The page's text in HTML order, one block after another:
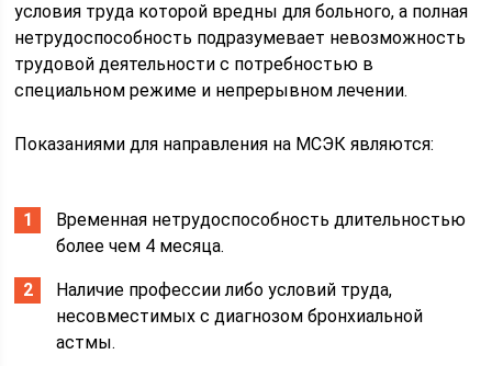
условия труда которой вредны для больного, а полная
нетрудоспособность подразумевает невозможность
трудовой деятельности с потребностью в
специальном режиме и непрерывном лечении.
Показаниями для направления на МСЭК являются:
Временная нетрудоспособность длительностью
более чем 4 месяца.
Наличие профессии либо условий труда,
несовместимых с диагнозом бронхиальной
астмы.